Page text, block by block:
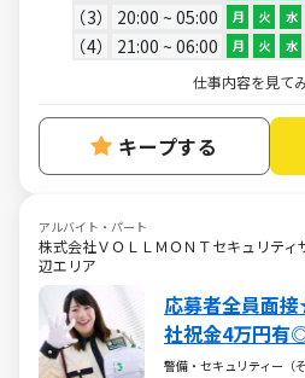
3 20:00 ~ 05:00 月 火 水
4 21:00 ~ 06:00 月 火 水
仕事内容を見て
キープする
アルバイト・パート
株式会社ＶＯＬＬＭＯＮＴセキュリテ
辺エリア
応募者全員面
社祝金4万円有
業可
警備・セキュリティー（